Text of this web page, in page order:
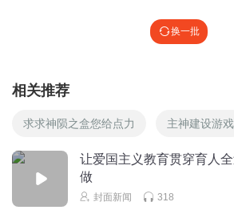
换一批
相关推荐
求求神陨之盒您给点力 主神建设游戏
让爱国主义教育贯穿育人
做
封面新闻 318